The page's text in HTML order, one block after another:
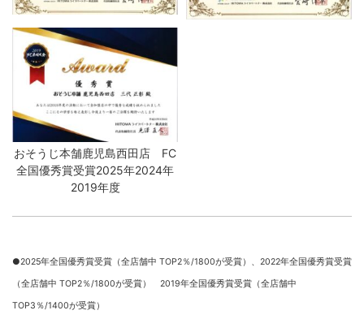
おそうじ本舗鹿児島西田店 FC
全国優秀賞受賞2025年2024年
2019年度
●2025年全国優秀賞受賞（全店舗中 TOP2％/1800が受賞）、 2022年全国優秀賞受賞
（全店舗中 TOP2％/1800が受賞） 2019年全国優秀賞受賞（全店舗中
TOP3％/1400が受賞）